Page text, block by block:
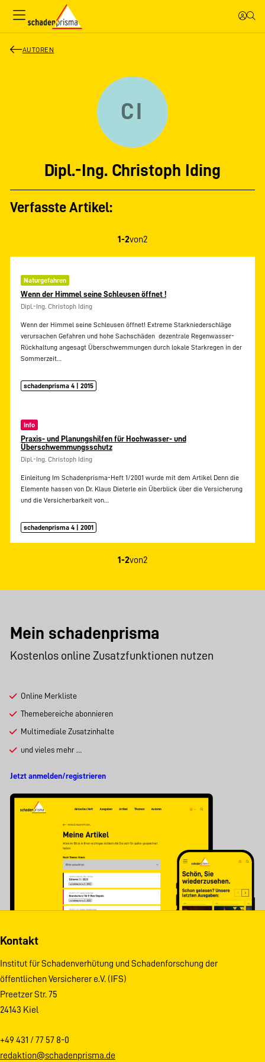
AUTOREN
CI
Dipl.-Ing. Christoph Iding
Verfasste Artikel:
1-2von2
Naturgefahren
Wenn der Himmel seine Schleusen öffnet !
Dipl.-Ing. Christoph Iding
Wenn der Himmel seine Schleusen öffnet! Extreme Starkniederschläge
verursachen Gefahren und hohe Sachschäden  dezentrale Regenwasser-
Rückhaltung angesagt Überschwemmungen durch lokale Starkregen in der
Sommerzeit…
schadenprisma 4 | 2015
Info
Praxis- und Planungshilfen für Hochwasser- und
Überschwemmungsschutz
Dipl.-Ing. Christoph Iding
Einleitung Im Schadenprisma-Heft 1/2001 wurde mit dem Artikel Denn die
Elemente hassen von Dr. Klaus Dieterle ein Überblick über die Versicherung
und die Versicherbarkeit von…
schadenprisma 4 | 2001
1-2von2
Mein schadenprisma
Kostenlos online Zusatzfunktionen nutzen
Online Merkliste
Themebereiche abonnieren
Multimediale Zusatzinhalte
und vieles mehr …
Jetzt anmelden/registrieren
Kontakt
Institut für Schadenverhütung und Schadenforschung der
öffentlichen Versicherer e.V. (IFS)
Preetzer Str. 75
24143 Kiel
+49 431 / 77 57 8-0
redaktion@schadenprisma.de